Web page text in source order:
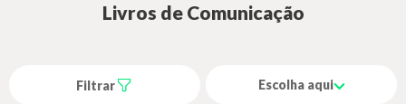
Livros de Comunicação
Filtrar Escolha aqui